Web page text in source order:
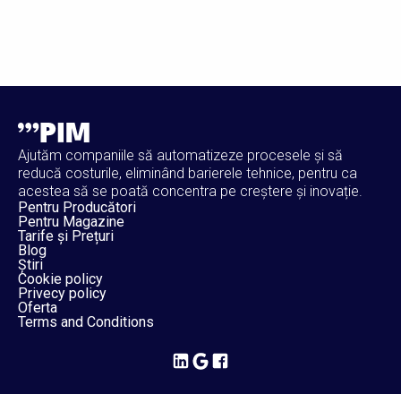
Ajutăm companiile să automatizeze procesele și să
reducă costurile, eliminând barierele tehnice, pentru ca
acestea să se poată concentra pe creștere și inovație.
Pentru Producători
Pentru Magazine
Tarife și Prețuri
Blog
Știri
Cookie policy
Privecy policy
Oferta
Terms and Conditions